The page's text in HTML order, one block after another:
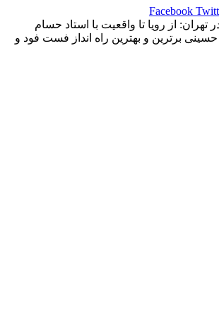
Facebook
تهران: از رویا تا واقعیت با استاد حسام
برترین و بهترین راه انداز فست فود و